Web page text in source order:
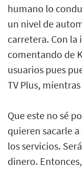
humano lo
un nivel de
carretera. Con la
comentando de
usuarios pues
TV Plus,
Que este no sé
quieren sacarle
los servicios.
dinero.